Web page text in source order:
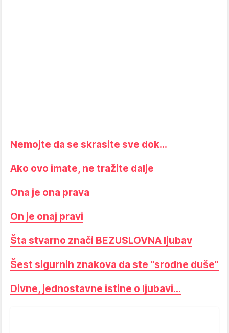
Nemojte da se skrasite sve dok…
Ako ovo imate, ne tražite dalje
Ona je ona prava
On je onaj pravi
Šta stvarno znači BEZUSLOVNA ljubav
Šest sigurnih znakova da ste "srodne duše"
Divne, jednostavne istine o ljubavi...